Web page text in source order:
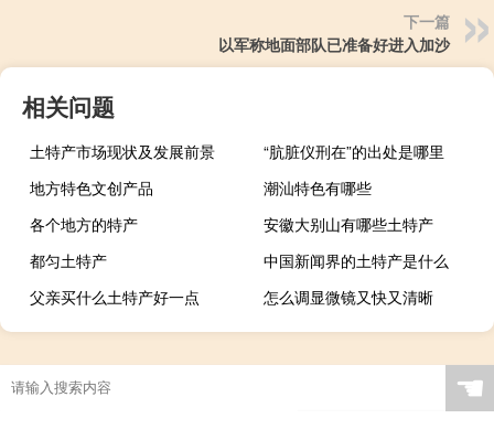
下一篇
以军称地面部队已准备好进入加沙
相关问题
土特产市场现状及发展前景
“肮脏仪刑在”的出处是哪里
地方特色文创产品
潮汕特色有哪些
各个地方的特产
安徽大别山有哪些土特产
都匀土特产
中国新闻界的土特产是什么
父亲买什么土特产好一点
怎么调显微镜又快又清晰
☚